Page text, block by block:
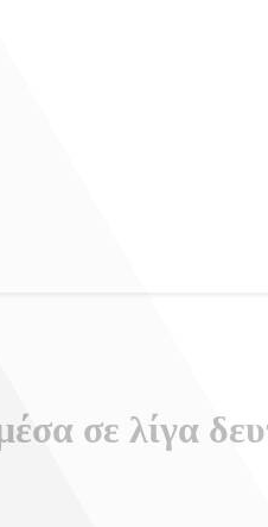
σε λίγα